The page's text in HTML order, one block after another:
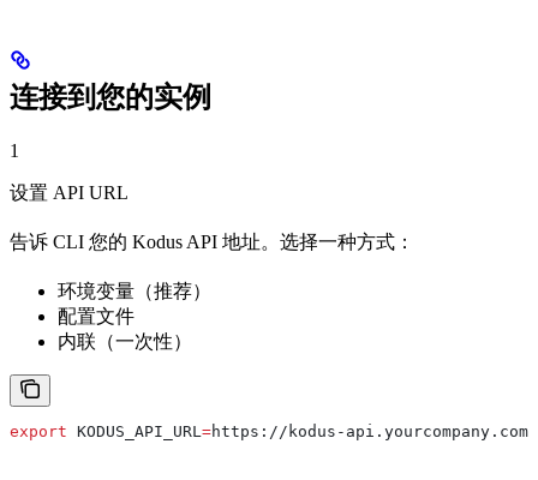
连接到您的实例
1
设置 API URL
告诉 CLI 您的 Kodus API 地址。选择一种方式：
环境变量（推荐）
配置文件
内联（一次性）
export KODUS_API_URL=https :// kodus-api . yourcompany . com